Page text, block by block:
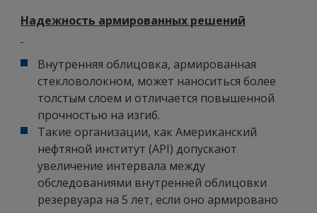
Надежность армированных решений
Внутренняя облицовка, армированная
стекловолокном, может наноситься более
толстым слоем и отличается повышенной
прочностью на изгиб.
Такие организации, как Американский
нефтяной институт (API) допускают
увеличение интервала между
обследованиями внутренней облицовки
резервуара на 5 лет, если оно армировано